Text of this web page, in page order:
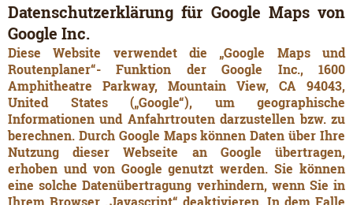
Datenschutzerklärung für Google Maps von
Google Inc.
Diese Website verwendet die „Google Maps und
Routenplaner“- Funktion der Google Inc., 1600
Amphitheatre Parkway, Mountain View, CA 94043,
United States („Google“), um geographische
Informationen und Anfahrtrouten darzustellen bzw. zu
berechnen. Durch Google Maps können Daten über Ihre
Nutzung dieser Webseite an Google übertragen,
erhoben und von Google genutzt werden. Sie können
eine solche Datenübertragung verhindern, wenn Sie in
Ihrem Browser „Javascript“ deaktivieren. In dem Falle